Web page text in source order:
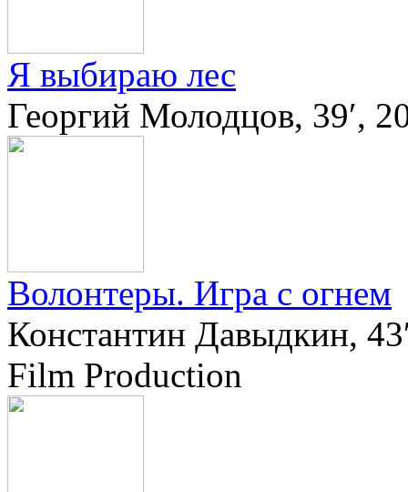
Я выбираю лес
Георгий Молодцов, 39′,
Волонтеры. Игра с огнем
Константин Давыдкин,
Film Production